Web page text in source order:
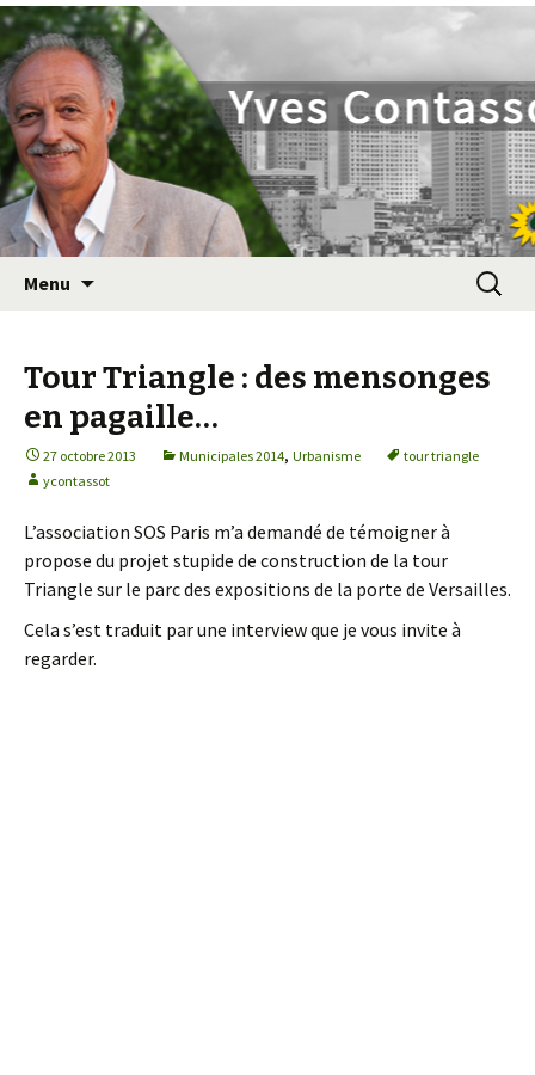
Yves Contassot
Menu
Tour Triangle : des mensonges
en pagaille…
27 octobre 2013 Municipales 2014, Urbanisme
tour triangle
ycontassot
L’association SOS Paris m’a demandé de témoigner à
propose du projet stupide de construction de la tour
Triangle sur le parc des expositions de la porte de Versailles.
Cela s’est traduit par une interview que je vous invite à
regarder.